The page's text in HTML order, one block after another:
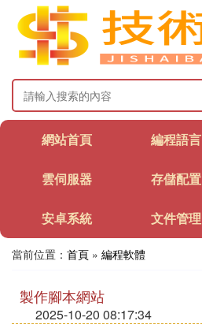
網站首頁 編程語言
雲伺服器 存儲配置
安卓系統 文件管理
當前位置： 首頁 » 編程軟體
製作腳本網站
2025-10-20 08:17:34